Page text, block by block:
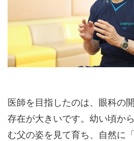
医師を目指したのは、眼科の
存在が大きいです。幼い頃か
む父の姿を見て育ち、自然に